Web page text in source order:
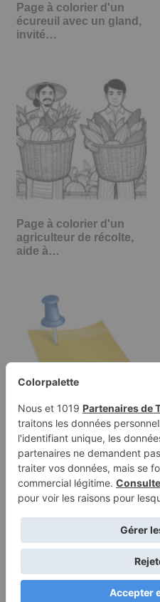
Page à colorier d'un
écureuil avec un gland,
invité…
Page à colorier d'un
agriculteur de récolte,
aide à…
Page à colorier d'un
enfant, danseur de
festival…